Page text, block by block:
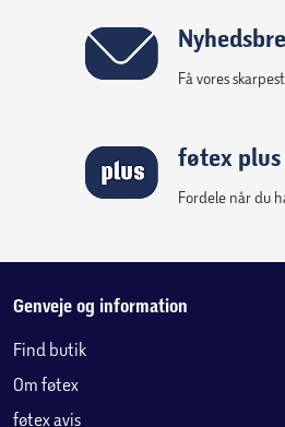
Få vores
føtex plus
Fordele når du
Genveje og information
Find butik
Om føtex
føtex avis